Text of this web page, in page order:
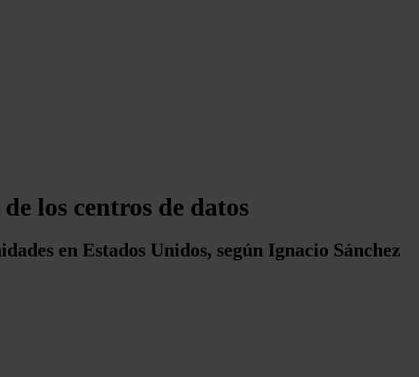
los centros de datos
en Estados Unidos, según Ignacio Sánchez